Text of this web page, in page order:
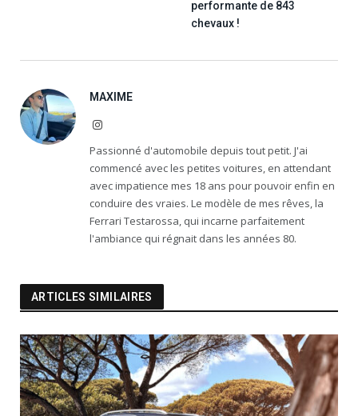
performante de 843
chevaux !
MAXIME
Instagram
Passionné d'automobile depuis tout petit. J'ai
commencé avec les petites voitures, en attendant
avec impatience mes 18 ans pour pouvoir enfin en
conduire des vraies. Le modèle de mes rêves, la
Ferrari Testarossa, qui incarne parfaitement
l'ambiance qui régnait dans les années 80.
ARTICLES SIMILAIRES